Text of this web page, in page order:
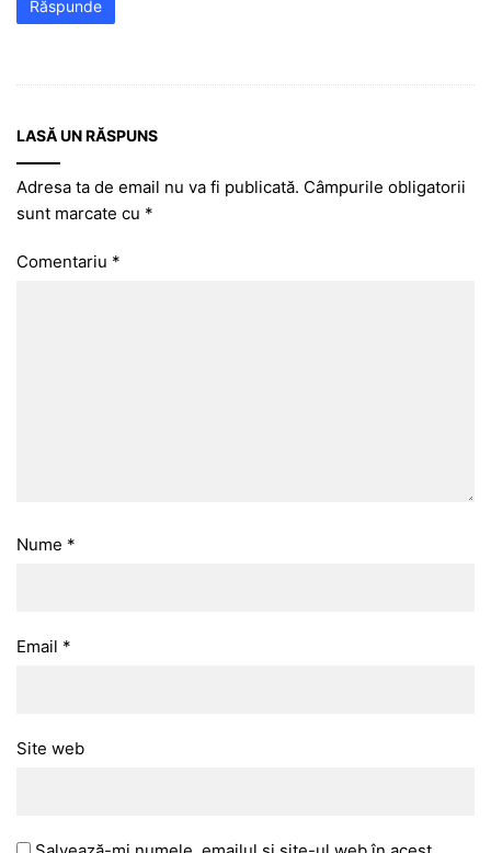
Răspunde
LASĂ UN RĂSPUNS
Adresa ta de email nu va fi publicată. Câmpurile obligatorii
sunt marcate cu *
Comentariu *
Nume *
Email *
Site web